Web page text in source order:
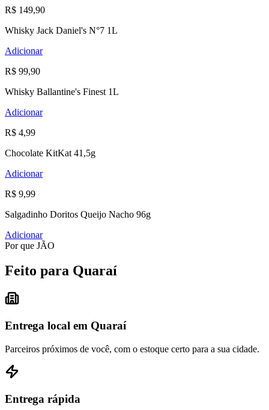
R$ 149,90
Whisky Jack Daniel's N°7 1L
Adicionar
R$ 99,90
Whisky Ballantine's Finest 1L
Adicionar
R$ 4,99
Chocolate KitKat 41,5g
Adicionar
R$ 9,99
Salgadinho Doritos Queijo Nacho 96g
Adicionar
Por que JÃO
Feito para Quaraí
Entrega local em Quaraí
Parceiros próximos de você, com o estoque certo para a sua cidade.
Entrega rápida